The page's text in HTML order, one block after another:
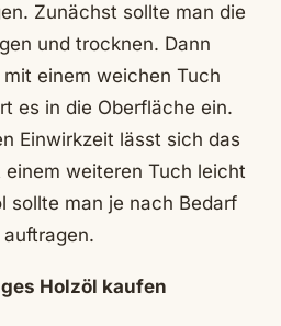
Zunächst sollte man die
und trocknen. Dann
einem weichen Tuch
es in die Oberfläche ein.
Einwirkzeit lässt sich das
weiteren Tuch leicht
sollte man je nach Bedarf
Holzöl kaufen